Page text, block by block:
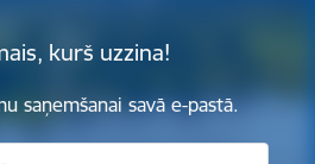
kurš uzzina!
saņemšanai savā e-pastā.